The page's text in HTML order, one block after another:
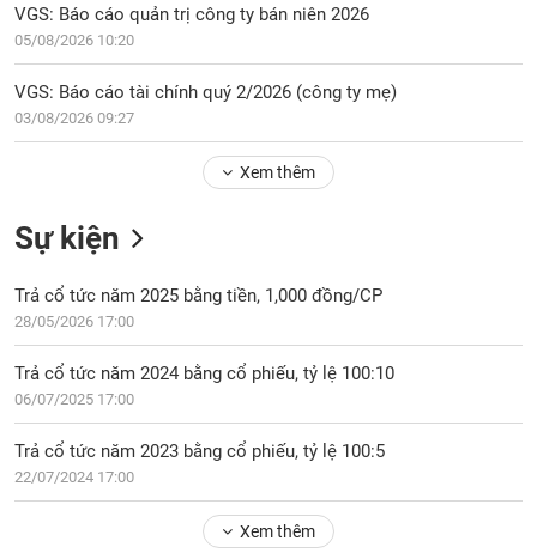
chi
tiết
Tổng
quan
Giao
chính
tích
kỹ
thuật
doanh
Tin
VGS: Báo cáo quản trị công ty bán niên 2026
05/08/2026 10:20
VGS: Báo cáo tài chính quý 2/2026 (công ty mẹ)
03/08/2026 09:27
Xem thêm
Sự kiện
Trả cổ tức năm 2025 bằng tiền, 1,000 đồng/CP
28/05/2026 17:00
Trả cổ tức năm 2024 bằng cổ phiếu, tỷ lệ 100:10
06/07/2025 17:00
Trả cổ tức năm 2023 bằng cổ phiếu, tỷ lệ 100:5
22/07/2024 17:00
Xem thêm
Ngành
(-)
VS-
SECTOR
NĂNG
LƯỢNG
NGUYÊN
VẬT
LIỆU